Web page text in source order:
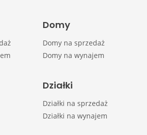
Domy
Domy na sprzedaż
Domy na wynajem
Działki
Działki na sprzedaż
Działki na wynajem